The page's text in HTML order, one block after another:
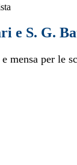
e S. G.
mensa per le